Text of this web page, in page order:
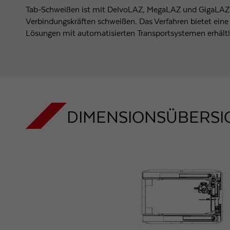
Tab-Schweißen ist mit DelvoLAZ, MegaLAZ und
Verbindungskräften schweißen. Das Verfahren bietet
Lösungen mit automatisierten Transportsystemen